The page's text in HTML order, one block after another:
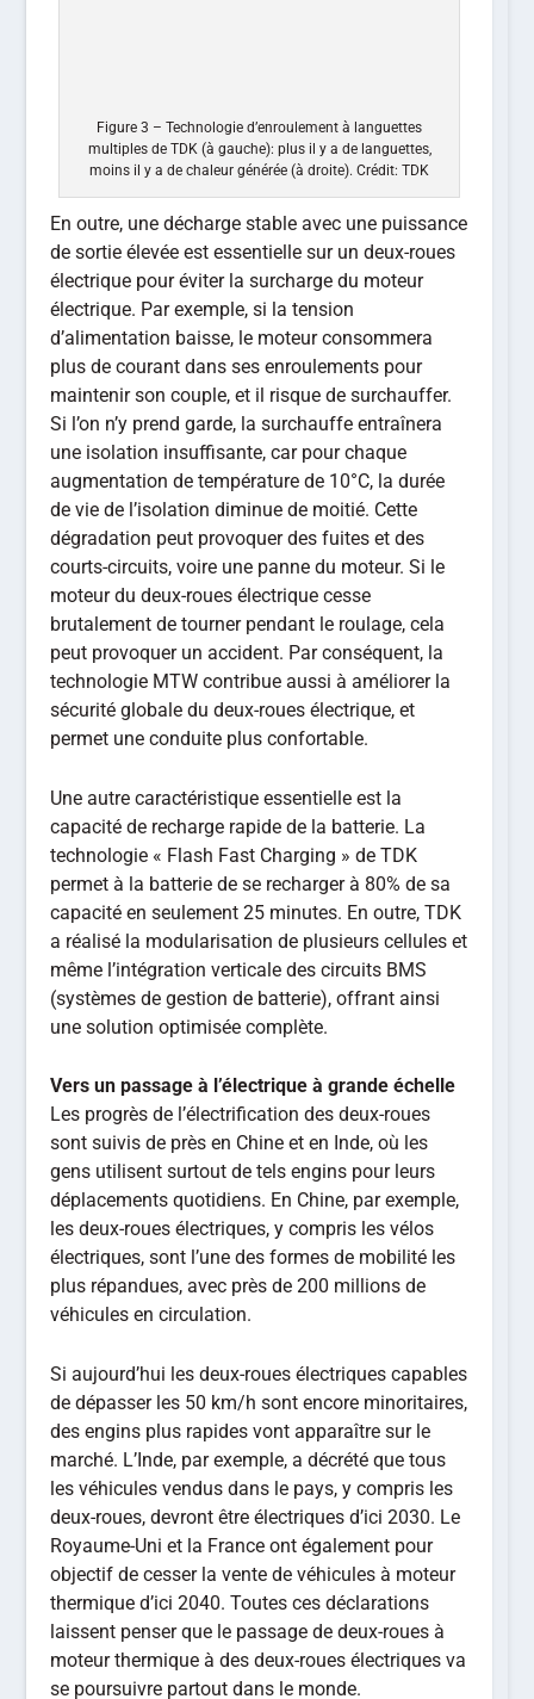
Figure 3 – Technologie d’enroulement à languettes
multiples de TDK (à gauche): plus il y a de languettes,
moins il y a de chaleur générée (à droite). Crédit: TDK
En outre, une décharge stable avec une puissance
de sortie élevée est essentielle sur un deux-roues
électrique pour éviter la surcharge du moteur
électrique. Par exemple, si la tension
d’alimentation baisse, le moteur consommera
plus de courant dans ses enroulements pour
maintenir son couple, et il risque de surchauffer.
Si l’on n’y prend garde, la surchauffe entraînera
une isolation insuffisante, car pour chaque
augmentation de température de 10°C, la durée
de vie de l’isolation diminue de moitié. Cette
dégradation peut provoquer des fuites et des
courts-circuits, voire une panne du moteur. Si le
moteur du deux-roues électrique cesse
brutalement de tourner pendant le roulage, cela
peut provoquer un accident. Par conséquent, la
technologie MTW contribue aussi à améliorer la
sécurité globale du deux-roues électrique, et
permet une conduite plus confortable.
Une autre caractéristique essentielle est la
capacité de recharge rapide de la batterie. La
technologie « Flash Fast Charging » de TDK
permet à la batterie de se recharger à 80% de sa
capacité en seulement 25 minutes. En outre, TDK
a réalisé la modularisation de plusieurs cellules et
même l’intégration verticale des circuits BMS
(systèmes de gestion de batterie), offrant ainsi
une solution optimisée complète.
Vers un passage à l’électrique à grande échelle
Les progrès de l’électrification des deux-roues
sont suivis de près en Chine et en Inde, où les
gens utilisent surtout de tels engins pour leurs
déplacements quotidiens. En Chine, par exemple,
les deux-roues électriques, y compris les vélos
électriques, sont l’une des formes de mobilité les
plus répandues, avec près de 200 millions de
véhicules en circulation.
Si aujourd’hui les deux-roues électriques capables
de dépasser les 50 km/h sont encore minoritaires,
des engins plus rapides vont apparaître sur le
marché. L’Inde, par exemple, a décrété que tous
les véhicules vendus dans le pays, y compris les
deux-roues, devront être électriques d’ici 2030. Le
Royaume-Uni et la France ont également pour
objectif de cesser la vente de véhicules à moteur
thermique d’ici 2040. Toutes ces déclarations
laissent penser que le passage de deux-roues à
moteur thermique à des deux-roues électriques va
se poursuivre partout dans le monde.